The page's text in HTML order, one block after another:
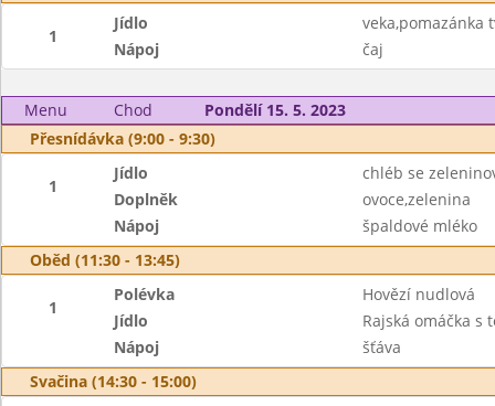
1
Jídlo
veka,pomazánka
Nápoj
čaj
Menu Chod
Pondělí 15. 5. 2023
Přesnídávka (9:00 - 9:30)
1
Jídlo
chléb se
Doplněk
ovoce,zelenina
Nápoj
špaldové mléko
Oběd (11:30 - 13:45)
1
Polévka
Hovězí nudlová
Jídlo
Rajská omáčka s
Nápoj
šťáva
Svačina (14:30 - 15:00)